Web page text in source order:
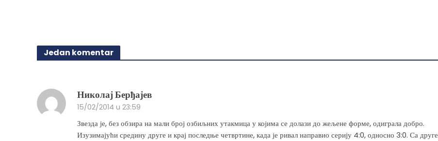
Opcije
na
stranici
proizvoda.
Jedan komentar
Николај Берђајев
15/02/2014 u 23:59
Звезда је, без обзира на мали број озбиљних утакмица у којима се долази до жељене форме, одиграла добро.
Изузимајући средину друге и крај последње четвртине, када је ривал направио серију 4:0, односно 3:0. Са друге